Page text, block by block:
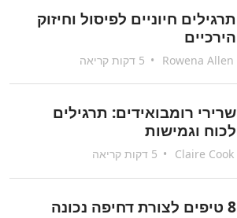
תרגילים חיוניים לפיסול וחיזוק
הירכיים
Rowena Allen
•
שרירי רומבואידים: תרגילים
לכוח וגמישות
Claire Cook
•
8 טיפים לצורת דחיפה נכונה